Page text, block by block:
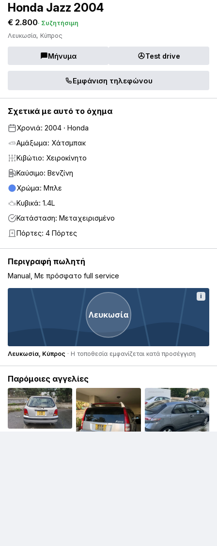
Honda Jazz 2004
€ 2.800· Συζητήσιμη
Λευκωσία, Κύπρος
Μήνυμα Test drive
Εμφάνιση τηλεφώνου
Σχετικά με αυτό το όχημα
Χρονιά: 2004 · Honda
Αμάξωμα: Χάτσμπακ
Κιβώτιο: Χειροκίνητο
Καύσιμο: Βενζίνη
Χρώμα: Μπλε
Κυβικά: 1.4L
Κατάσταση: Μεταχειρισμένο
4 Πόρτες: 4 Πόρτες
Περιγραφή πωλητή
Manual, Με πρόσφατο full service
Λευκωσία
i
Λευκωσία, Κύπρος · Η τοποθεσία εμφανίζεται κατά προσέγγιση
Παρόμοιες αγγελίες